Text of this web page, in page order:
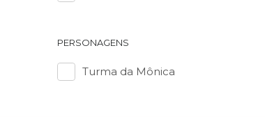
PERSONAGENS
Turma da Mônica